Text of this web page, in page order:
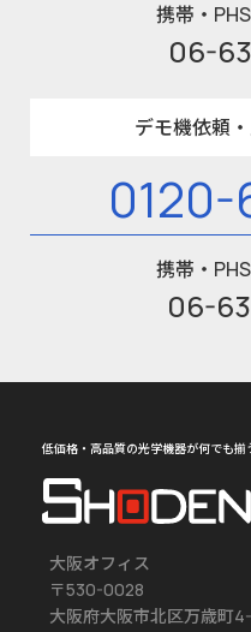
携帯・
06-
デモ機依頼
携帯・
06-
低価格・高品質の光学機器が何でも揃
大阪オフィス
〒530-0028
大阪府大阪市北区万歳町